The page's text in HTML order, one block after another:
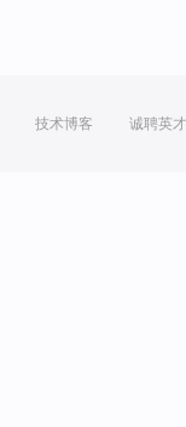
技术博客 诚聘英才